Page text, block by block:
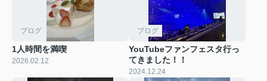
ブログ
1人時間を満喫
2026.02.12
ブログ
YouTubeファンフェスタ行っ
てきました！！
2024.12.24